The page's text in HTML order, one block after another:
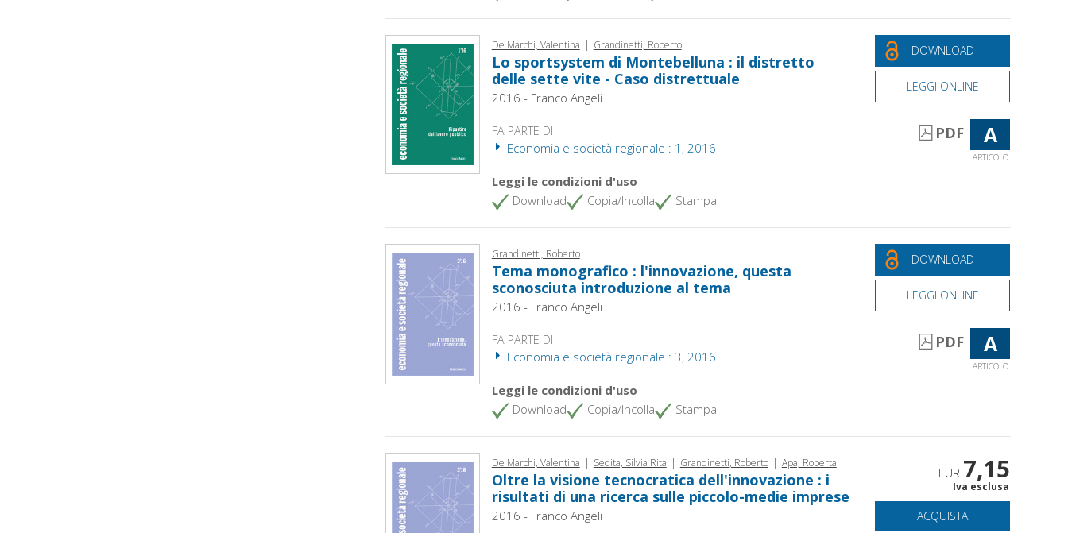
De Marchi, Valentina | Grandinetti, Roberto
Lo sportsystem di Montebelluna : il distretto
delle sette vite - Caso distrettuale
2016 - Franco Angeli
FA PARTE DI
Economia e società regionale : 1, 2016
Leggi le condizioni d'uso
Download
Copia/Incolla Stampa
DOWNLOAD
LEGGI ONLINE
PDF A
ARTICOLO
Grandinetti, Roberto
Tema monografico : l'innovazione, questa
sconosciuta introduzione al tema
2016 - Franco Angeli
FA PARTE DI
Economia e società regionale : 3, 2016
Leggi le condizioni d'uso
Download
Copia/Incolla Stampa
DOWNLOAD
LEGGI ONLINE
PDF A
ARTICOLO
De Marchi, Valentina | Sedita, Silvia Rita | Grandinetti, Roberto | Apa, Roberta
Oltre la visione tecnocratica dell'innovazione : i
risultati di una ricerca sulle piccolo-medie imprese
2016 - Franco Angeli
EUR 7,15
Iva esclusa
ACQUISTA